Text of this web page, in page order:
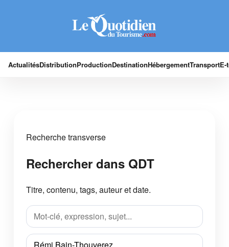
ActualitésDistributionProductionDestinationHébergementTransport
Recherche transverse
Rechercher dans QDT
Titre, contenu, tags, auteur et date.